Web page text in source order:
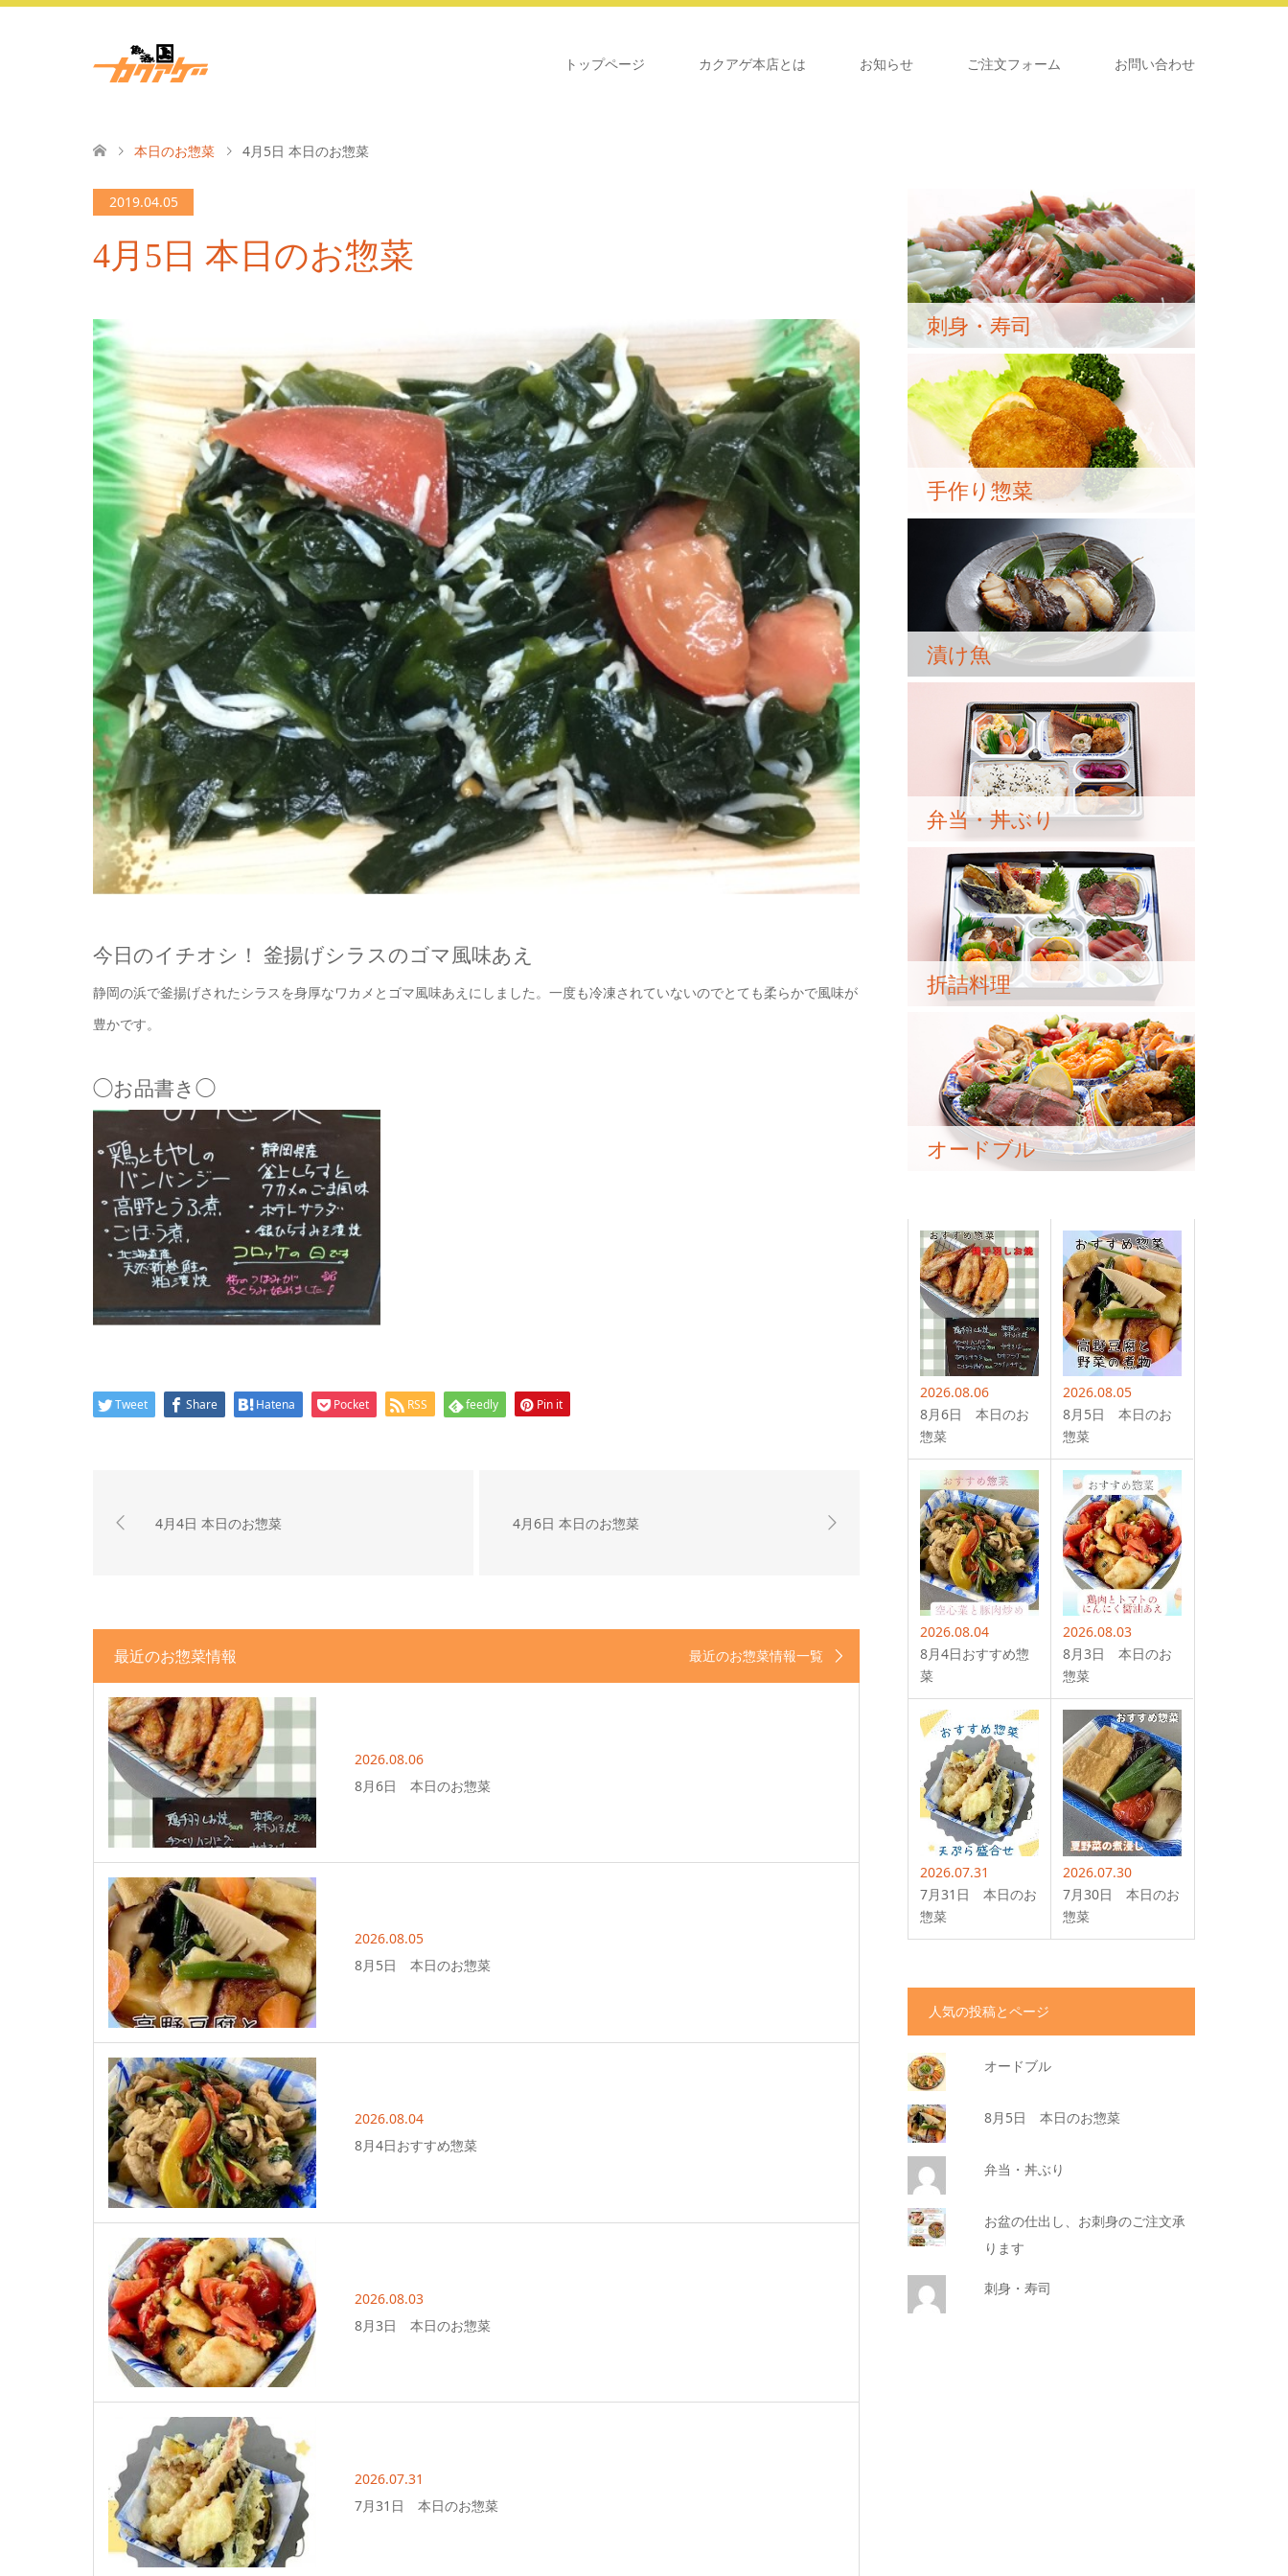
トップページ カクアゲ本店とは お知らせ ご注文フォーム お問い合わせ
本日のお惣菜 4月5日 本日のお惣菜
2019.04.05
4月5日 本日のお惣菜
今日のイチオシ！ 釜揚げシラスのゴマ風味あえ
静岡の浜で釜揚げされたシラスを身厚なワカメとゴマ風味あえにしました。一度も冷凍されていないのでとても柔らかで風味が
豊かです。
◯お品書き◯
Tweet Share Hatena Pocket RSS feedly Pin it
4月4日 本日のお惣菜 4月6日 本日のお惣菜
最近のお惣菜情報 最近のお惣菜情報一覧
2026.08.06
8月6日 本日のお惣菜
2026.08.05
8月5日 本日のお惣菜
2026.08.04
8月4日おすすめ惣菜
2026.08.03
8月3日 本日のお惣菜
2026.07.31
7月31日 本日のお惣菜
刺身・寿司
手作り惣菜
漬け魚
弁当・丼ぶり
折詰料理
オードブル
2026.08.06
8月6日 本日のお
惣菜
2026.08.05
8月5日 本日のお
惣菜
2026.08.04
8月4日おすすめ惣
菜
2026.08.03
8月3日 本日のお
惣菜
2026.07.31
7月31日 本日のお
惣菜
2026.07.30
7月30日 本日のお
惣菜
人気の投稿とページ
オードブル
8月5日 本日のお惣菜
弁当・丼ぶり
お盆の仕出し、お刺身のご注文承
ります
刺身・寿司